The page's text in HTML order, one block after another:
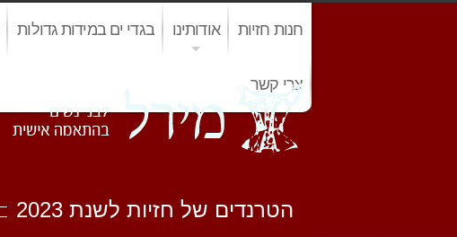
חנות חזיות אודותינו בגדי ים במידות גדולות
צרי קשר
הטרנדים של חזיות לשנת 2023